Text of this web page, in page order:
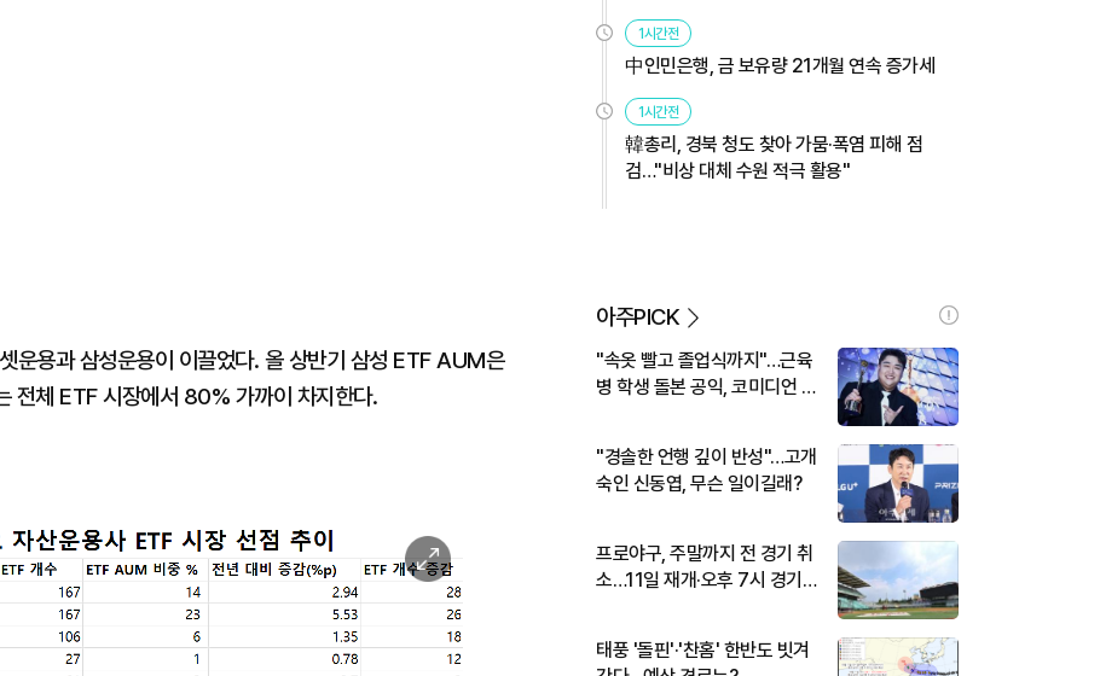
운용과 삼성운용이 이끌었다. 올 상반기 삼성 ETF AUM은
전체 ETF 시장에서 80% 가까이 차지한다.
이
미
1시간전
中인민은행, 금 보유량 21개월 연속 증가세
1시간전
韓총리, 경북 청도 찾아 가뭄·폭염 피해 점
검…"비상 대체 수원 적극 활용"
아주PICK
"속옷 빨고 졸업식까지"…근육
병 학생 돌본 공익, 코미디언 김
"경솔한 언행 깊이 반성"…고개
숙인 신동엽, 무슨 일이길래?
프로야구, 주말까지 전 경기 취
소…11일 재개·오후 7시 경기
태풍 '돌핀'·'찬홈' 한반도 빗겨